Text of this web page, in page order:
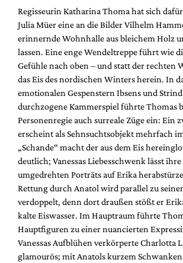
Regisseurin Katharina Thoma hat sich
Julia Müer eine an die Bilder Vilhelm
erinnernde Wohnhalle aus bleichem Holz
lassen. Eine enge Wendeltreppe führt wie
Gefühle nach oben – und statt der rechten
das Eis des nordischen Winters herein. In
emotionalen Gespenstern Ibsens und
durchzogene Kammerspiel führte Thomas
Personenregie auch surreale Züge ein: Ein
erscheint als Sehnsuchtsobjekt mehrfach
„Schande“ macht der aus dem Eis
deutlich; Vanessas Liebesschwenk lässt
umgedrehten Porträts auf Erika
Rettung durch Anatol wird parallel zu
verdoppelt, denn dort draußen stößt er
kalte Eiswasser. Im Hauptraum führte
Hauptfiguren zu einer nuancierten
Vanessas Aufblühen verkörperte Charlotta
glamourös; mit Anatols kurzem